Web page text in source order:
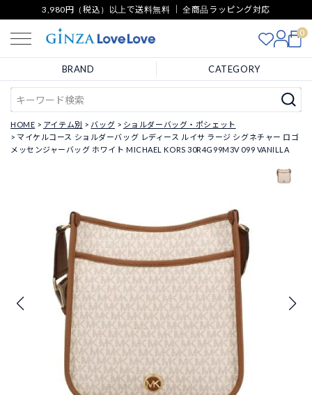
3,980円（税込）以上で送料無料 ｜ 全商品ラッピング対応
0
BRAND CATEGORY
HOME アイテム別 バッグ
ショルダーバッグ・ポシェット
マイケルコース ショルダーバッグ レディース ルイサ ラージ シグネチャー ロゴ
メッセンジャーバッグ ホワイト MICHAEL KORS 30R4G99M3V 099 VANILLA